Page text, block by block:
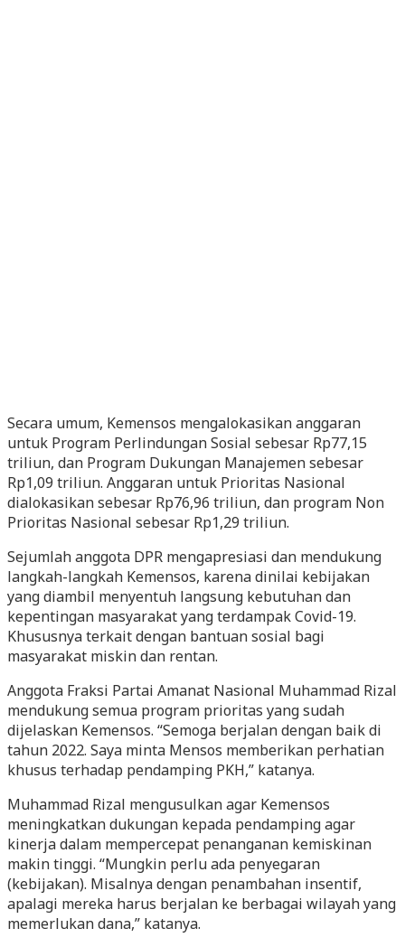
Secara umum, Kemensos mengalokasikan anggaran
untuk Program Perlindungan Sosial sebesar Rp77,15
triliun, dan Program Dukungan Manajemen sebesar
Rp1,09 triliun. Anggaran untuk Prioritas Nasional
dialokasikan sebesar Rp76,96 triliun, dan program Non
Prioritas Nasional sebesar Rp1,29 triliun.
Sejumlah anggota DPR mengapresiasi dan mendukung
langkah-langkah Kemensos, karena dinilai kebijakan
yang diambil menyentuh langsung kebutuhan dan
kepentingan masyarakat yang terdampak Covid-19.
Khususnya terkait dengan bantuan sosial bagi
masyarakat miskin dan rentan.
Anggota Fraksi Partai Amanat Nasional Muhammad Rizal
mendukung semua program prioritas yang sudah
dijelaskan Kemensos. “Semoga berjalan dengan baik di
tahun 2022. Saya minta Mensos memberikan perhatian
khusus terhadap pendamping PKH,” katanya.
Muhammad Rizal mengusulkan agar Kemensos
meningkatkan dukungan kepada pendamping agar
kinerja dalam mempercepat penanganan kemiskinan
makin tinggi. “Mungkin perlu ada penyegaran
(kebijakan). Misalnya dengan penambahan insentif,
apalagi mereka harus berjalan ke berbagai wilayah yang
memerlukan dana,” katanya.